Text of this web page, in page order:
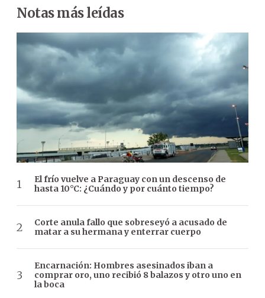
Notas más leídas
El frío vuelve a Paraguay con un descenso de
hasta 10°C: ¿Cuándo y por cuánto tiempo?
Corte anula fallo que sobreseyó a acusado de
matar a su hermana y enterrar cuerpo
Encarnación: Hombres asesinados iban a
comprar oro, uno recibió 8 balazos y otro uno en
la boca